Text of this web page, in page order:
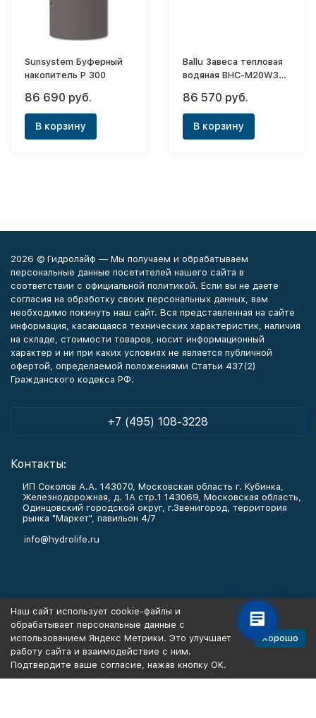
Sunsystem Буферный
накопитель P 300
86 690 руб.
В корзину
Ballu Завеса тепловая
водяная BHC-M20W30-
86 570 руб.
В корзину
2026 © Гидролайф — Мы получаем и обрабатываем
персональные данные посетителей нашего сайта в
соответствии с официальной политикой. Если вы не даете
согласия на обработку своих персональных данных, вам
необходимо покинуть наш сайт. Вся представленная на сайте
информация, касающаяся технических характеристик, наличия
на складе, стоимости товаров, носит информационный
характер и ни при каких условиях не является публичной
офертой, определяемой положениями Статьи 437(2)
Гражданского кодекса РФ.
+7 (495) 108-3228
Контакты:
ИП Соколов А.А. 143070, Московская область г. Кубинка,
Железнодорожная, д. 1А стр.1 143069, Московская область,
Одинцовский городской округ, г.Звенигород, территория
рынка "Маркет", павильон 4/7
info@hydrolife.ru
Информация
Политика персональных данных
Наш сайт использует cookie-файлы и
обрабатывает персональные данные с
использованием Яндекс Метрики. Это улучшает
работу сайта и взаимодействие с ним.
Подтвердите ваше согласие, нажав кнопку ОК.
Хорошо